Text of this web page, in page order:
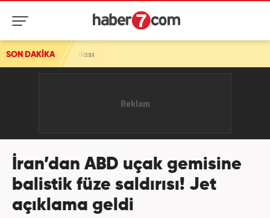
SON DAKİKA
İran’dan ABD uçak gemisine
balistik füze saldırısı! Jet
açıklama geldi